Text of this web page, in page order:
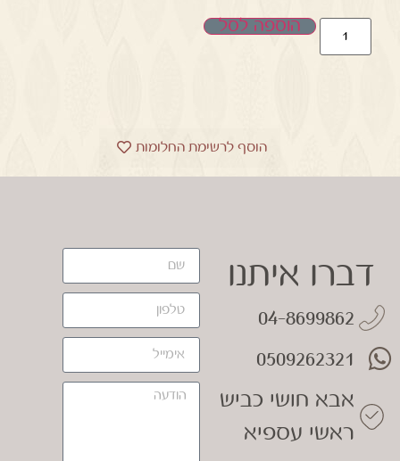
הוספה לסל
הוסף לרשימת החלומות
דברו איתנו
04-8699862
0509262321
אבא חושי כביש
ראשי עספיא